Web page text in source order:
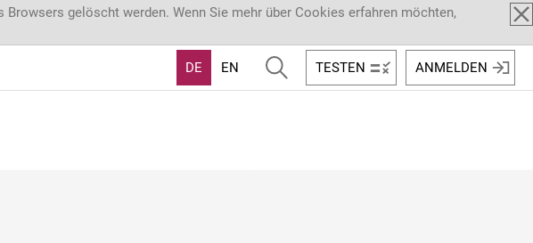
gelöscht werden. Wenn Sie mehr über Cookies erfahren möchten,
DE EN TESTEN ANMELDEN